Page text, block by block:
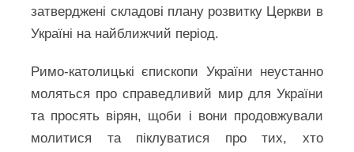
затверджені складові плану розвитку Церкви в
Україні на найближчий період.
Римо-католицькі єпископи України неустанно
моляться про справедливий мир для України
та просять вірян, щоби і вони продовжували
молитися та піклуватися про тих, хто